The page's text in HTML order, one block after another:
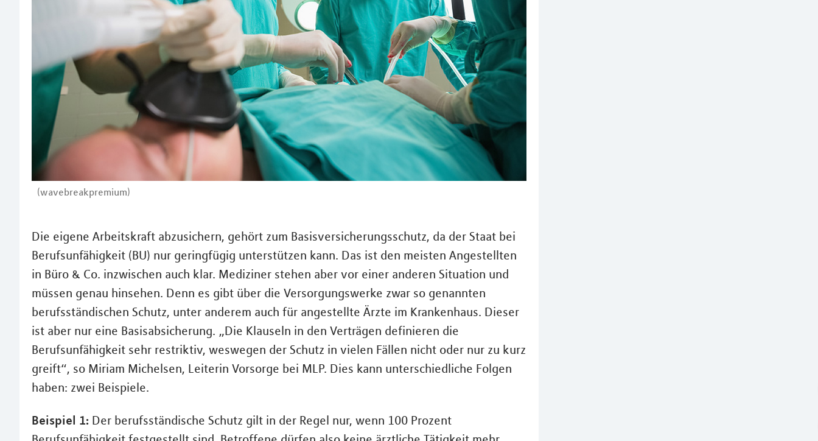
(wavebreakpremium)
Die eigene Arbeitskraft abzusichern, gehört zum Basisversicherungsschutz, da der Staat bei
Berufsunfähigkeit (BU) nur geringfügig unterstützen kann. Das ist den meisten Angestellten
in Büro & Co. inzwischen auch klar. Mediziner stehen aber vor einer anderen Situation und
müssen genau hinsehen. Denn es gibt über die Versorgungswerke zwar so genannten
berufsständischen Schutz, unter anderem auch für angestellte Ärzte im Krankenhaus. Dieser
ist aber nur eine Basisabsicherung. „Die Klauseln in den Verträgen definieren die
Berufsunfähigkeit sehr restriktiv, weswegen der Schutz in vielen Fällen nicht oder nur zu kurz
greift“, so Miriam Michelsen, Leiterin Vorsorge bei MLP. Dies kann unterschiedliche Folgen
haben: zwei Beispiele.
Beispiel 1: Der berufsständische Schutz gilt in der Regel nur, wenn 100 Prozent